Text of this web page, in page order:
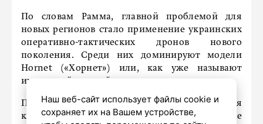
По словам Рамма, главной проблемой для
новых регионов стало применение украинских
оперативно-тактических дронов нового
поколения. Среди них доминируют модели
Hornet («Хорнет») или, как уже называют
их в российских войсках, «марсиане».
Производитель дронов – американская
компания Swift Beat LLC. Заявленное
Наш веб-сайт использует файлы cookie и
сохраняет их на Вашем устройстве,